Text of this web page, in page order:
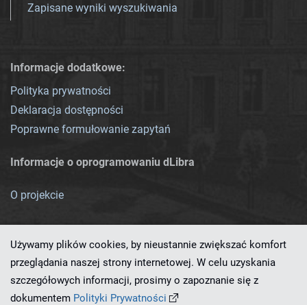
Zapisane wyniki wyszukiwania
Informacje dodatkowe:
Polityka prywatności
Deklaracja dostępności
Poprawne formułowanie zapytań
Informacje o oprogramowaniu dLibra
O projekcie
Ten serwis działa dzięki oprogramowaniu
Używamy plików cookies, by nieustannie zwiększać komfort
przeglądania naszej strony internetowej. W celu uzyskania
szczegółowych informacji, prosimy o zapoznanie się z
dokumentem Polityki Prywatności